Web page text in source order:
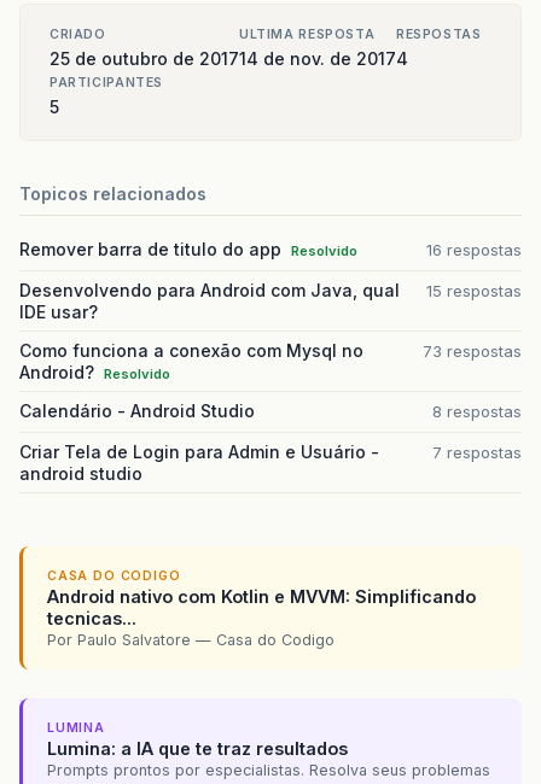
CRIADO
25 de outubro de 2017
ULTIMA RESPOSTA
14 de nov. de 2017
RESPOSTAS
4
PARTICIPANTES
5
Topicos relacionados
Remover barra de titulo do app Resolvido 16 respostas
Desenvolvendo para Android com Java, qual
IDE usar?
15 respostas
Como funciona a conexão com Mysql no
Android? Resolvido
73 respostas
Calendário - Android Studio 8 respostas
Criar Tela de Login para Admin e Usuário -
android studio
7 respostas
CASA DO CODIGO
Android nativo com Kotlin e MVVM: Simplificando
tecnicas...
Por Paulo Salvatore — Casa do Codigo
LUMINA
Lumina: a IA que te traz resultados
Prompts prontos por especialistas. Resolva seus problemas